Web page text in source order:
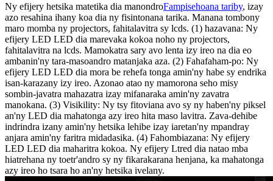
Ny efijery hetsika matetika dia manondroFampisehoana tariby, izay
azo resahina ihany koa dia ny fisintonana tarika. Manana tombony
maro momba ny projectors, fahitalavitra sy lcds. (1) hazavana: Ny
efijery LED LED dia marevaka kokoa noho ny projectors,
fahitalavitra na lcds. Mamokatra sary avo lenta izy ireo na dia eo
ambanin'ny tara-masoandro matanjaka aza. (2) Fahafaham-po: Ny
efijery LED LED dia mora be rehefa tonga amin'ny habe sy endrika
isan-karazany izy ireo. Azonao atao ny mamorona seho misy
sombin-javatra mahazatra izay mifanaraka amin'ny zavatra
manokana. (3) Visikility: Ny tsy fitoviana avo sy ny haben'ny piksel
an'ny LED dia mahatonga azy ireo hita maso lavitra. Zava-dehibe
indrindra izany amin'ny hetsika lehibe izay iaretan'ny mpandray
anjara amin'ny faritra midadasika. (4) Fahombiazana: Ny efijery
LED LED dia maharitra kokoa. Ny efijery Ltred dia natao mba
hiatrehana ny toetr'andro sy ny fikarakarana henjana, ka mahatonga
azy ireo ho tsara ho an'ny hetsika ivelany.